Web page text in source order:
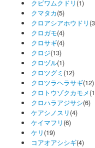
クビワムクドリ (1)
クマタカ(5)
クロアシアホウドリ
クロガモ(4)
クロサギ(4)
クロジ(13)
クロヅル(1)
クロツグミ (12)
クロツラヘラサギ(12)
クロトウゾクカモメ
クロハラアジサシ(6)
ケアシノスリ (4)
ケイマフリ (6)
ケリ (19)
コアオアシシギ(4)